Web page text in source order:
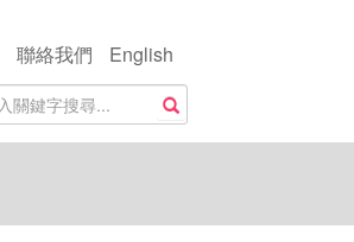
聯絡我們
English
搜尋